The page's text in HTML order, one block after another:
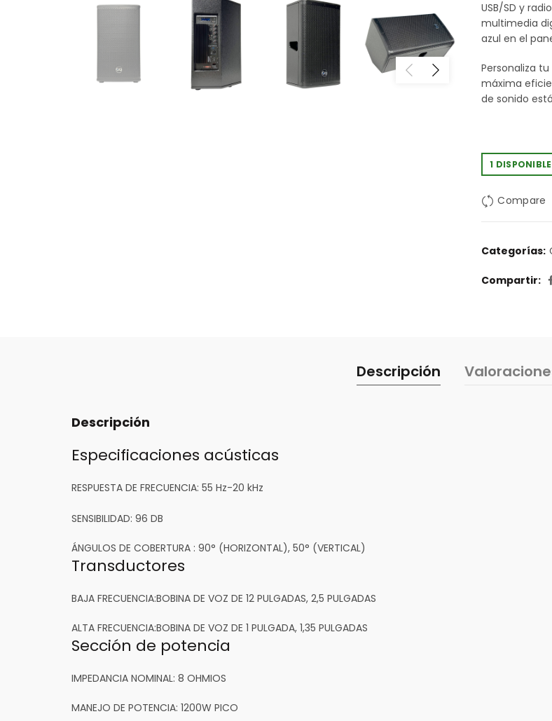
USB/SD y
multimedia
azul en el
Personaliza
máxima
de sonido
1
Compare
Categorías:
Compartir
Descripción
Descripción
Especificaciones acústicas
RESPUESTA DE FRECUENCIA: 55 Hz-20 kHz
SENSIBILIDAD: 96 DB
ÁNGULOS DE COBERTURA : 90° (HORIZONTAL), 50° (VERTICAL)
Transductores
BAJA FRECUENCIA:BOBINA DE VOZ DE 12 PULGADAS, 2,5 PULGADAS
ALTA FRECUENCIA:BOBINA DE VOZ DE 1 PULGADA, 1,35 PULGADAS
Sección de potencia
IMPEDANCIA NOMINAL: 8 OHMIOS
MANEJO DE POTENCIA: 1200W PICO